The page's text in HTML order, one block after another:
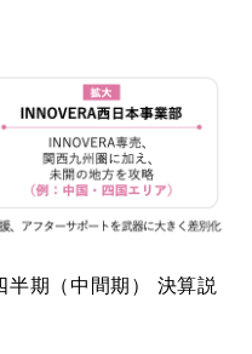
期（中間期） 決算説